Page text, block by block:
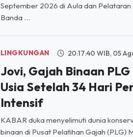
September 2026 di Aula dan Pelataran
Banda ...
LINGKUNGAN 20:17:40 WIB, 05
Jovi, Gajah Binaan
Usia Setelah 34 Hari
Intensif
KABAR duka menyelimuti dunia
binaan di Pusat Pelatihan Gajah (PLG)